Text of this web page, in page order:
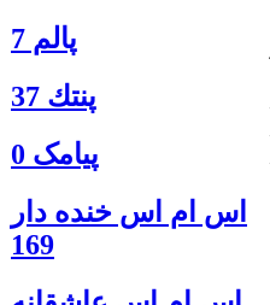
پالم 7
پنتك 37
پیامک 0
اس ام اس خنده دار
169